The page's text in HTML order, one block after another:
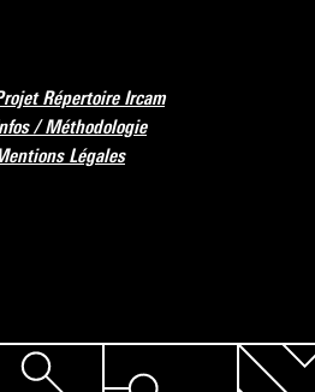
Répertoire Ircam
/ Méthodologie
Légales